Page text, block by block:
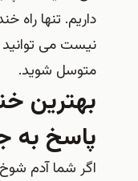
داریم. تنها
نیست می توانید
متوسل شوید.
بهترین
پاسخ
اگر شما آدم